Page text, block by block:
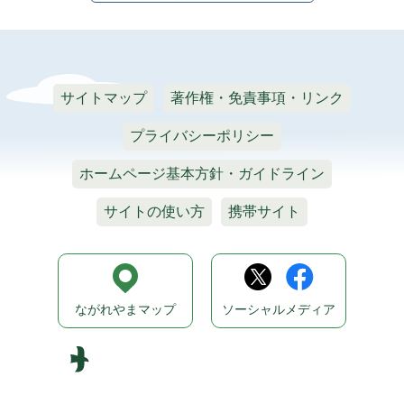
サイトマップ 著作権・免責事項・リンク
プライバシーポリシー
ホームページ基本方針・ガイドライン
サイトの使い方 携帯サイト
ながれやまマップ ソーシャルメディア